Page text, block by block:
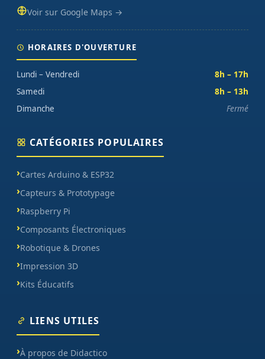
Voir sur Google Maps →
HORAIRES D'OUVERTURE
Lundi – Vendredi
8h – 17h
Samedi
8h – 13h
Dimanche
Fermé
CATÉGORIES POPULAIRES
Cartes Arduino & ESP32
Capteurs & Prototypage
Raspberry Pi
Composants Électroniques
Robotique & Drones
Impression 3D
Kits Éducatifs
LIENS UTILES
À propos de Didactico